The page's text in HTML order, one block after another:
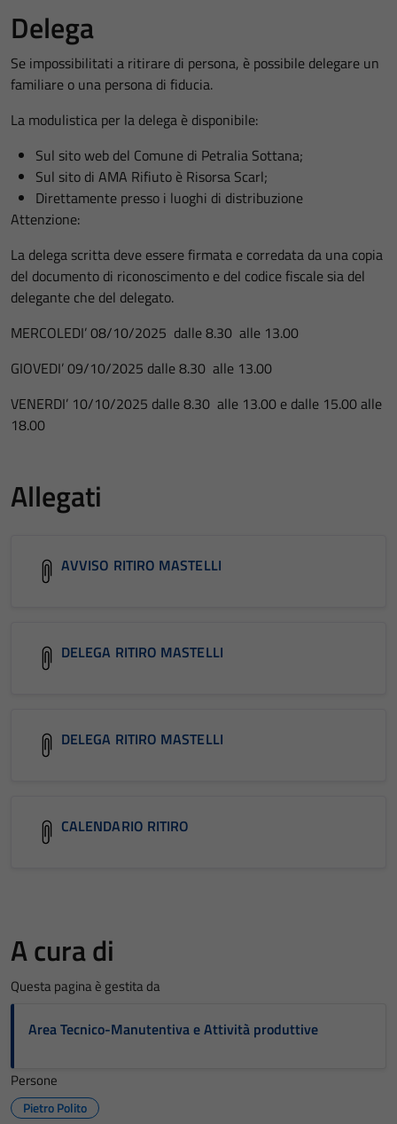
Delega
Se impossibilitati a ritirare di persona, è possibile delegare un
familiare o una persona di fiducia.
La modulistica per la delega è disponibile:
Sul sito web del Comune di Petralia Sottana;
Sul sito di AMA Rifiuto è Risorsa Scarl;
Direttamente presso i luoghi di distribuzione
Attenzione:
La delega scritta deve essere firmata e corredata da una copia
del documento di riconoscimento e del codice fiscale sia del
delegante che del delegato.
MERCOLEDI’ 08/10/2025 dalle 8.30 alle 13.00
GIOVEDI’ 09/10/2025 dalle 8.30 alle 13.00
VENERDI’ 10/10/2025 dalle 8.30 alle 13.00 e dalle 15.00 alle
18.00
Allegati
AVVISO RITIRO MASTELLI
DELEGA RITIRO MASTELLI
DELEGA RITIRO MASTELLI
CALENDARIO RITIRO
A cura di
Questa pagina è gestita da
Area Tecnico-Manutentiva e Attività produttive
Persone
Pietro Polito